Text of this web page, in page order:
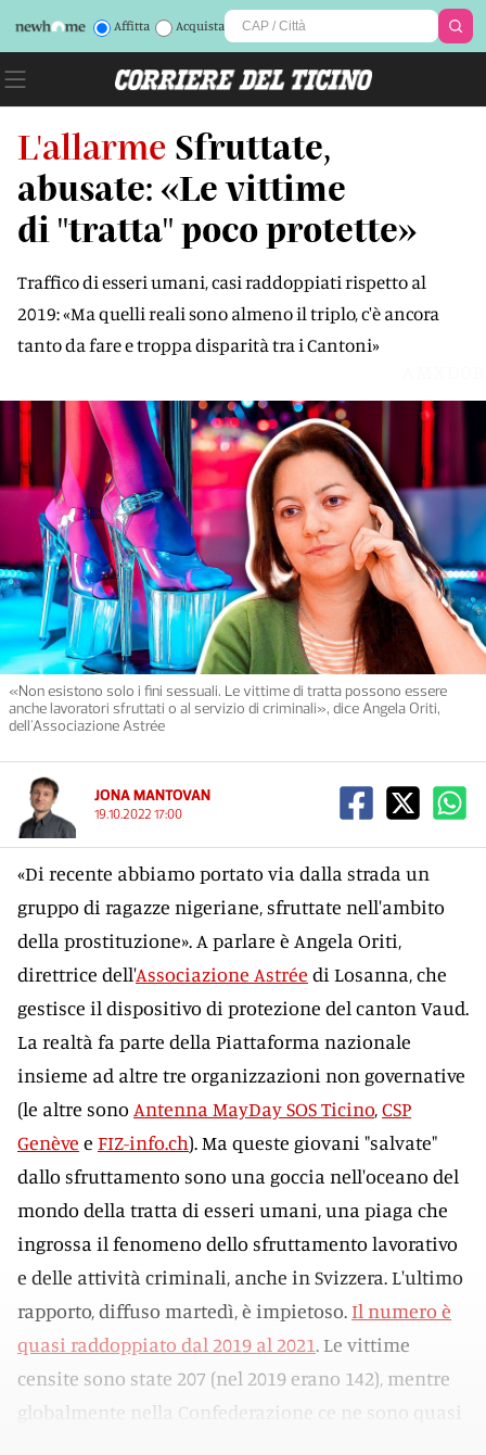
Affitta Acquista
L'allarme Sfruttate,
abusate: «Le vittime
di "tratta" poco protette»
Traffico di esseri umani, casi raddoppiati rispetto al
2019: «Ma quelli reali sono almeno il triplo, c'è ancora
tanto da fare e troppa disparità tra i Cantoni»
«Non esistono solo i fini sessuali. Le vittime di tratta possono essere
anche lavoratori sfruttati o al servizio di criminali», dice Angela Oriti,
dell'Associazione Astrée
JONA MANTOVAN
19.10.2022 17:00
«Di recente abbiamo portato via dalla strada un
gruppo di ragazze nigeriane, sfruttate nell'ambito
della prostituzione». A parlare è Angela Oriti,
direttrice dell'Associazione Astrée di Losanna, che
gestisce il dispositivo di protezione del canton Vaud.
La realtà fa parte della Piattaforma nazionale
insieme ad altre tre organizzazioni non governative
(le altre sono Antenna MayDay SOS Ticino,CSP
Genève e FIZ-info.ch). Ma queste giovani "salvate"
dallo sfruttamento sono una goccia nell'oceano del
mondo della tratta di esseri umani, una piaga che
ingrossa il fenomeno dello sfruttamento lavorativo
e delle attività criminali, anche in Svizzera. L'ultimo
rapporto, diffuso martedì, è impietoso.Il numero è
quasi raddoppiato dal 2019 al 2021. Le vittime
censite sono state 207 (nel 2019 erano 142), mentre
globalmente nella Confederazione ce ne sono quasi